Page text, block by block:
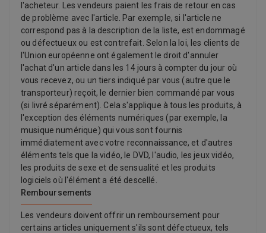
l'acheteur. Les vendeurs paient les frais de retour en cas
de problème avec l'article. Par exemple, si l'article ne
correspond pas à la description de la liste, est endommagé
ou défectueux ou est contrefait. Selon la loi, les clients de
l'Union européenne ont également le droit d'annuler
l'achat d'un article dans les 14 jours à compter du jour où
vous recevez, ou un tiers indiqué par vous (autre que le
transporteur) reçoit, le dernier bien commandé par vous
(si livré séparément). Cela s'applique à tous les produits, à
l'exception des éléments numériques (par exemple, la
musique numérique) qui vous sont fournis
immédiatement avec votre reconnaissance, et d'autres
éléments tels que la vidéo, le DVD, l'audio, les jeux vidéo,
les produits de sexe et de sensualité et les produits
logiciels où l'élément a été descellé.
Remboursements
Les vendeurs doivent offrir un remboursement pour
certains articles uniquement s'ils sont défectueux, tels